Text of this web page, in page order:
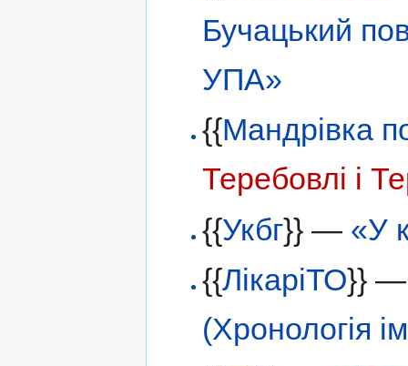
Бучацький
УПА»
{{Мандрівка
Теребовлі і
{{Укбг}} — «У
{{ЛікаріТО}}
(Хронологія